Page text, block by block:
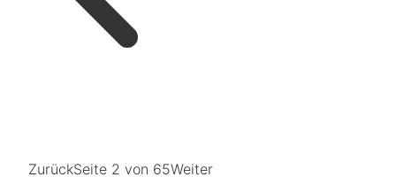
ZurückSeite 2 von 65Weiter